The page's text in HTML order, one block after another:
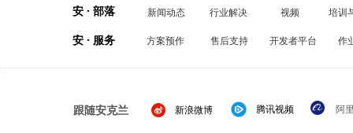
跟随安克兰 新浪微博 腾讯视频 阿
方案预作 售后支持 开发者平台 作
安 · 部落 新闻动态 行业解决 视频 培训
安 · 服务